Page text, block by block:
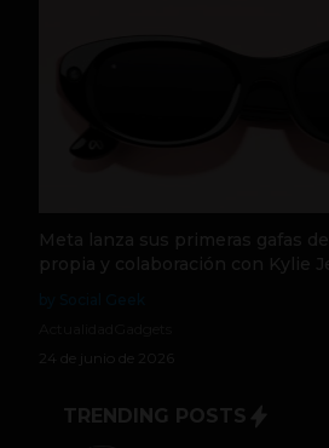
Meta lanza sus primeras gafas
propia y colaboración con Kylie
24 de junio de 2026
TRENDING POSTS